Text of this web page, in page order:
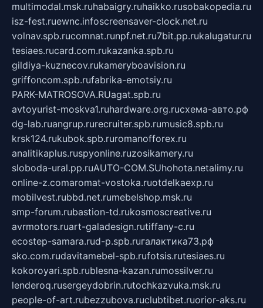
multimodal.msk.ruhabaigry.ruhaikko.rusobakopedia.ru
isz-fest.ruewnc.infoscreensaver-clock.net.ru
volnav.spb.rucomnat.runpf.net.ru7bit.pp.rukalugatur.ru
tesiaes.rucard.com.rukazanka.spb.ru
gildiya-kuznecov.rukameryboavision.ru
griffoncom.spb.rufabrika-emotsiy.ru
PARK-MATROSOVA.RUagat.spb.ru
avtoyurist-moskva1.ruhardware.org.ruсхема-авто.рф
dg-lab.ruangrup.rurecruiter.spb.rumusic8.spb.ru
krsk124.rukubok.spb.ruromanofforex.ru
analitikaplus.ruspyonline.ruzosikamery.ru
sloboda-ural.pp.ruAUTO-COM.SUhohota.netalimy.ru
online-z.comaromat-vostoka.ruotdelkaexp.ru
mobilvest.rubbd.net.rumebelshop.msk.ru
smp-forum.rubastion-td.rukosmoscreative.ru
avrmotors.ruart-galadesign.rutiffany-c.ru
ecostep-samara.rud-p.spb.ruгалактика73.рф
sko.com.rudavitamebel-spb.rufotsis.rutesiaes.ru
kokoroyari.spb.rublesna-kazan.rumossilver.ru
lenderoq.rusergeydobrin.rutochkazvuka.msk.ru
people-of-art.rubezzubova.ruclubtibet.ruorior-aks.ru